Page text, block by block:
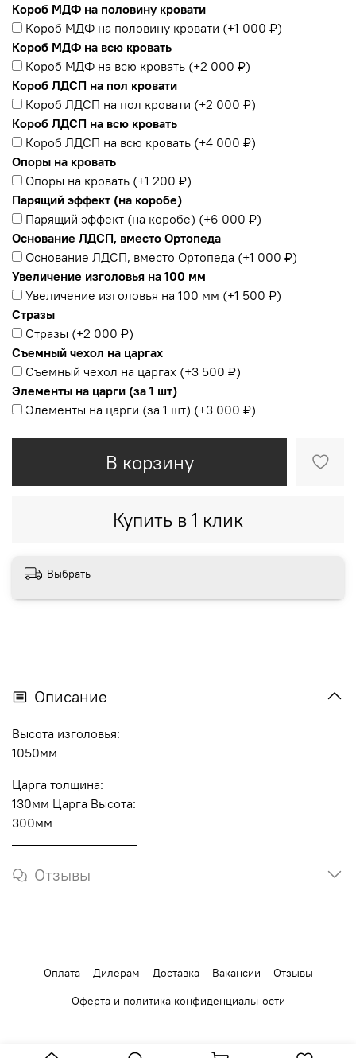
В корзину
Купить в 1 клик
Короб МДФ на половину кровати
Короб МДФ на половину кровати (+1 000 ₽)
Короб МДФ на всю кровать
Короб МДФ на всю кровать (+2 000 ₽)
Короб ЛДСП на пол кровати
Короб ЛДСП на пол кровати (+2 000 ₽)
Короб ЛДСП на всю кровать
Короб ЛДСП на всю кровать (+4 000 ₽)
Опоры на кровать
Опоры на кровать (+1 200 ₽)
Парящий эффект (на коробе)
Парящий эффект (на коробе) (+6 000 ₽)
Основание ЛДСП, вместо Ортопеда
Основание ЛДСП, вместо Ортопеда (+1 000 ₽)
Увеличение изголовья на 100 мм
Увеличение изголовья на 100 мм (+1 500 ₽)
Стразы
Стразы (+2 000 ₽)
Съемный чехол на царгах
Съемный чехол на царгах (+3 500 ₽)
Элементы на царги (за 1 шт)
Элементы на царги (за 1 шт) (+3 000 ₽)
Выбрать
Описание
Высота изголовья:
1050мм
Царга толщина:
130мм Царга Высота:
300мм
Отзывы
Оплата Дилерам Доставка Вакансии
Отзывы
Оферта и политика конфиденциальности